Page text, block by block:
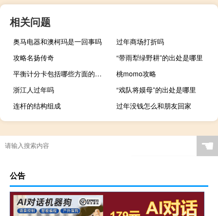
相关问题
奥马电器和澳柯玛是一回事吗
过年商场打折吗
攻略名扬传奇
“带雨犁绿野耕”的出处是哪里
平衡计分卡包括哪些方面的内容（平衡计分卡 包括哪些方面）
桃momo攻略
浙江人过年吗
“戏队将嫫母”的出处是哪里
连杆的结构组成
过年没钱怎么和朋友回家
☚
公告